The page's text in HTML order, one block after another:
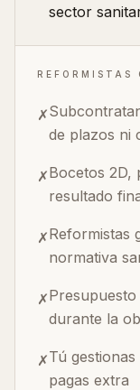
sector
REFORMISTAS
✗
de plazos ni
✗Bocetos 2D,
resultado
✗Reformistas
normativa
✗
durante la
✗Tú
pagas extra